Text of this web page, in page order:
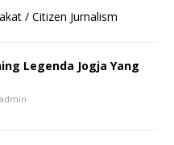
/ Citizen Jurnalism
Legenda Jogja Yang
admin